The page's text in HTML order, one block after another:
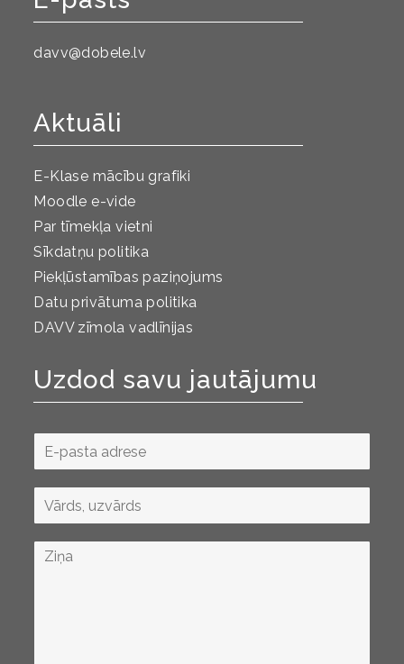
davv@dobele.lv
Aktuāli
E-Klase mācību grafiki
Moodle e-vide
Par tīmekļa vietni
Sīkdatņu politika
Piekļūstamības paziņojums
Datu privātuma politika
DAVV zīmola vadlīnijas
Uzdod savu jautājumu